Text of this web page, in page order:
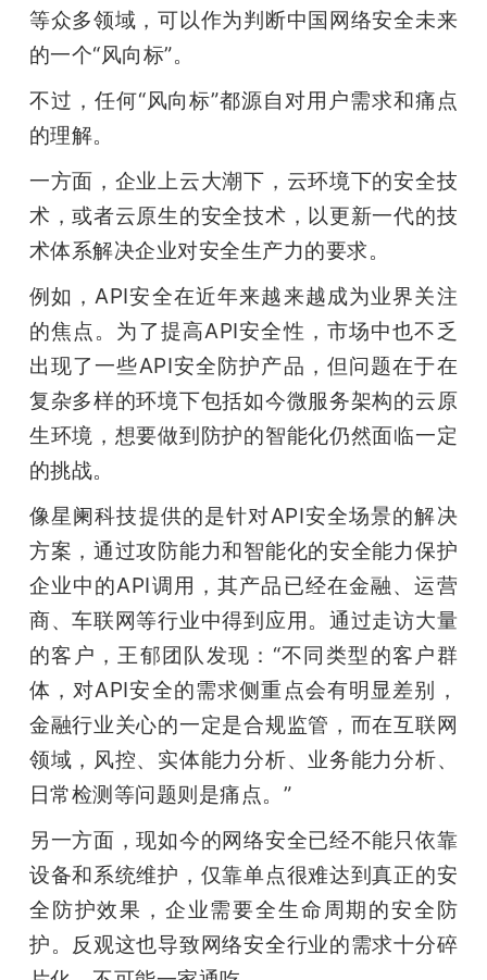
等众多领域，可以作为判断中国网络安全未来
的一个“风向标”。
不过，任何“风向标”都源自对用户需求和痛点
的理解。
一方面，企业上云大潮下，云环境下的安全技
术，或者云原生的安全技术，以更新一代的技
术体系解决企业对安全生产力的要求。
例如，API安全在近年来越来越成为业界关注
的焦点。为了提高API安全性，市场中也不乏
出现了一些API安全防护产品，但问题在于在
复杂多样的环境下包括如今微服务架构的云原
生环境，想要做到防护的智能化仍然面临一定
的挑战。
像星阑科技提供的是针对API安全场景的解决
方案，通过攻防能力和智能化的安全能力保护
企业中的API调用，其产品已经在金融、运营
商、车联网等行业中得到应用。通过走访大量
的客户，王郁团队发现：“不同类型的客户群
体，对API安全的需求侧重点会有明显差别，
金融行业关心的一定是合规监管，而在互联网
领域，风控、实体能力分析、业务能力分析、
日常检测等问题则是痛点。”
另一方面，现如今的网络安全已经不能只依靠
设备和系统维护，仅靠单点很难达到真正的安
全防护效果，企业需要全生命周期的安全防
护。反观这也导致网络安全行业的需求十分碎